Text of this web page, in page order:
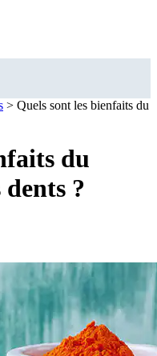
> Quels sont les bienfaits du
du
?